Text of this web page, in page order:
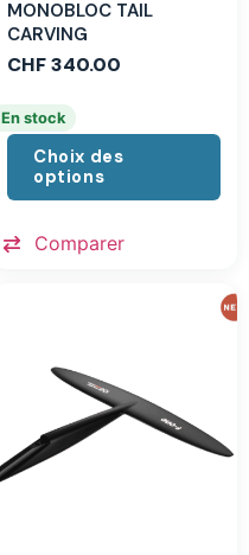
MONOBLOC TAIL
CARVING
CHF340.00
En stock
Choix des
options
Comparer